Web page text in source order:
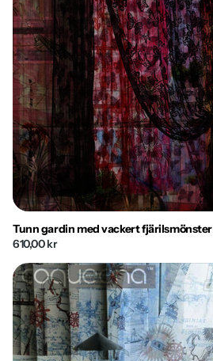
Tunn gardin med vackert fjärilsmönster
610,00 kr